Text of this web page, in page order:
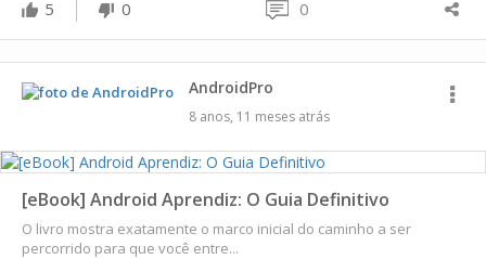
5 0 0
AndroidPro
8 anos, 11 meses atrás
[eBook] Android Aprendiz: O Guia Definitivo
O livro mostra exatamente o marco inicial do caminho a ser
percorrido para que você entre...